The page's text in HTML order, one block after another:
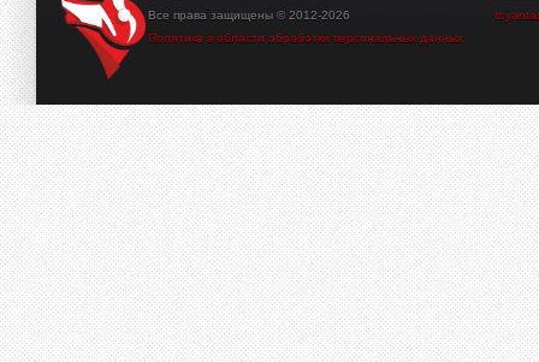
Все права защищены © 2012-2026
Политика в области обработки персональных данных